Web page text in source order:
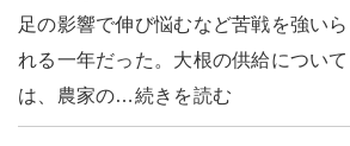
足の影響で伸び悩むなど苦戦を強いら
れる一年だった。大根の供給について
は、農家の…続きを読む